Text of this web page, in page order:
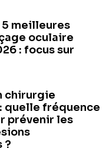
meilleures
oculaire
: focus sur
chirurgie
quelle fréquence
prévenir les
?